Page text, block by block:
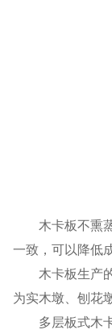
木卡板不熏蒸
一致，可以降低
木卡板生产的
为实木墩、刨花
多层板式木卡